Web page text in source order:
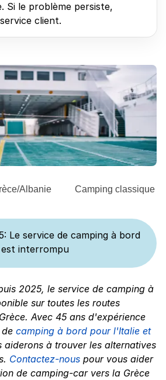
Albanie Camping classique
Le service de camping à bord
est interrompu
2025, le service de camping à
sur toutes les routes
Avec 45 ans d'expérience
camping à bord pour l'Italie et
aiderons à trouver les alternatives
Contactez-nous pour vous aider
de camping-car vers la Grèce
Si le problème persiste,
client.